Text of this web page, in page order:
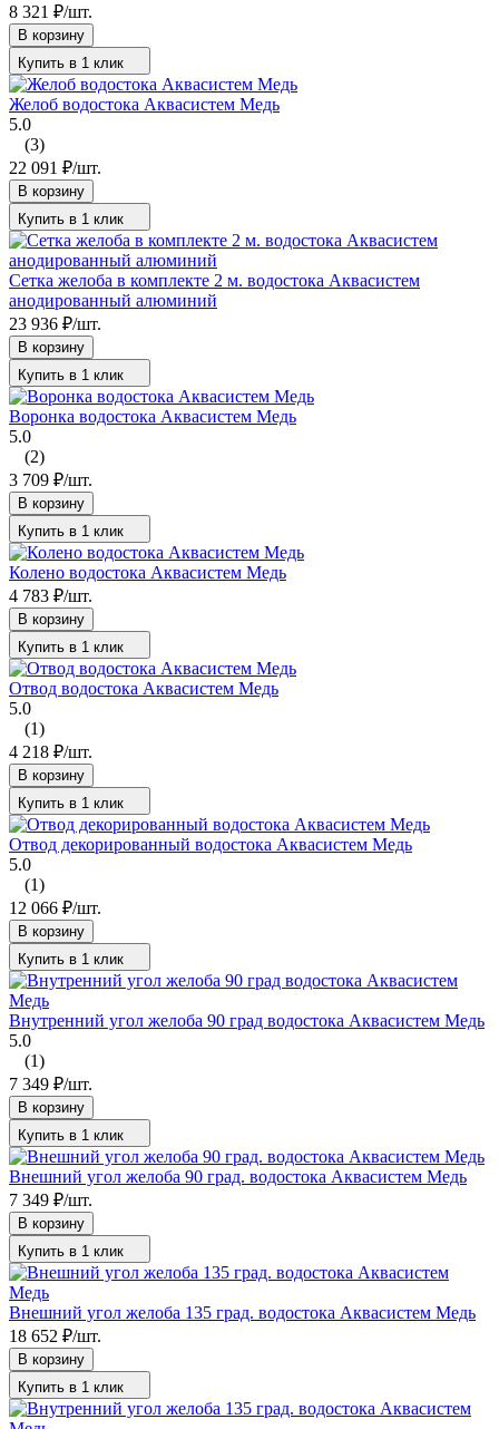
8 321 ₽/шт.
В корзину
Купить в 1 клик
Желоб водостока Аквасистем Медь
5.0
(3)
22 091 ₽/шт.
В корзину
Купить в 1 клик
Сетка желоба в комплекте 2 м. водостока Аквасистем
анодированный алюминий
23 936 ₽/шт.
В корзину
Купить в 1 клик
Воронка водостока Аквасистем Медь
5.0
(2)
3 709 ₽/шт.
В корзину
Купить в 1 клик
Колено водостока Аквасистем Медь
4 783 ₽/шт.
В корзину
Купить в 1 клик
Отвод водостока Аквасистем Медь
5.0
(1)
4 218 ₽/шт.
В корзину
Купить в 1 клик
Отвод декорированный водостока Аквасистем Медь
5.0
(1)
12 066 ₽/шт.
В корзину
Купить в 1 клик
Внутренний угол желоба 90 град водостока Аквасистем Медь
5.0
(1)
7 349 ₽/шт.
В корзину
Купить в 1 клик
Внешний угол желоба 90 град. водостока Аквасистем Медь
7 349 ₽/шт.
В корзину
Купить в 1 клик
Внешний угол желоба 135 град. водостока Аквасистем Медь
18 652 ₽/шт.
В корзину
Купить в 1 клик